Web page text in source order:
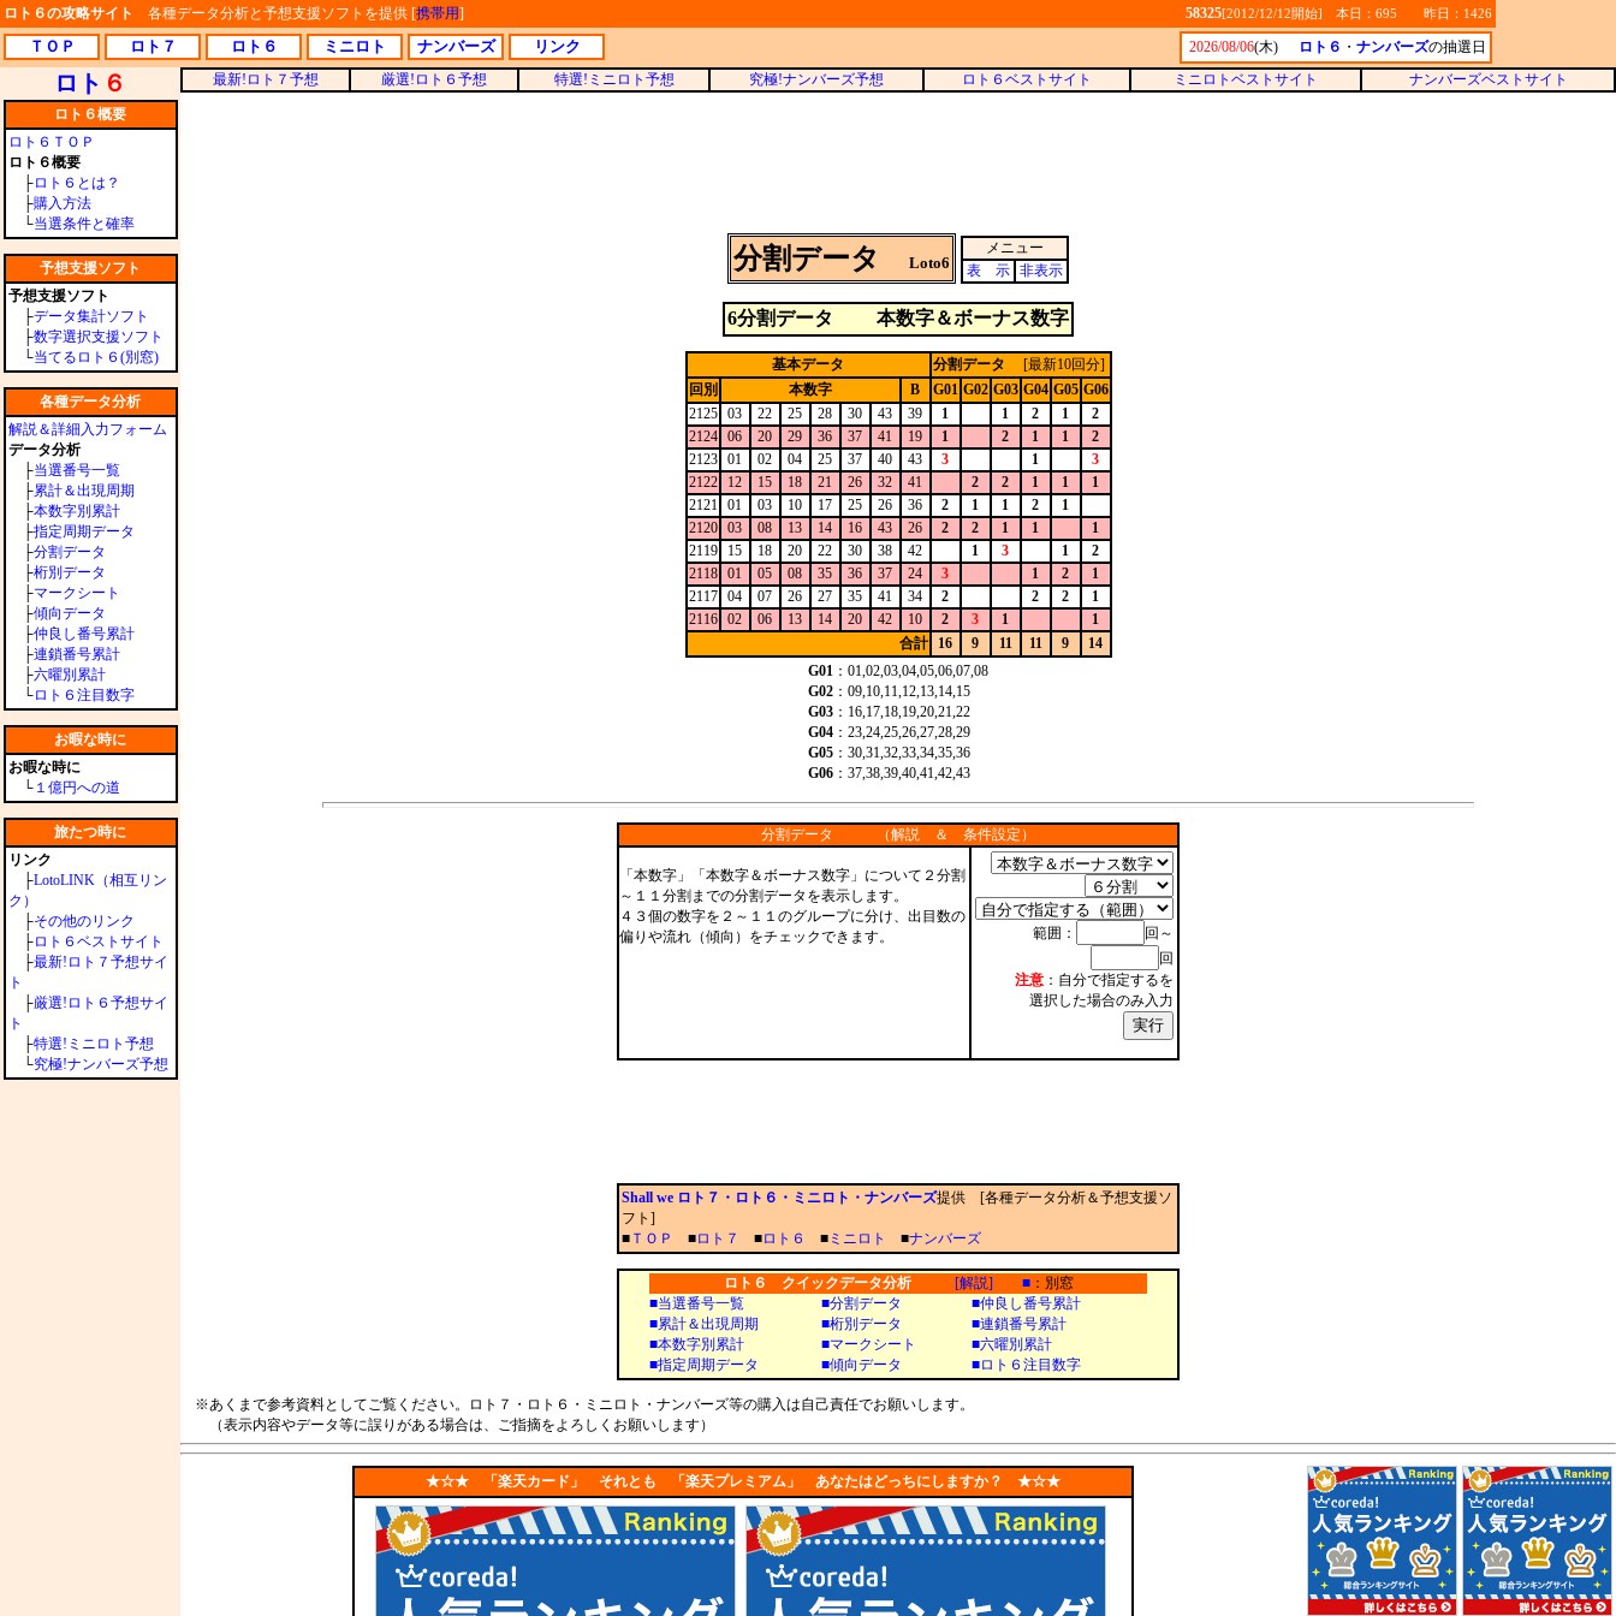
ロト６の攻略サイト 各種データ分析と予想支援ソフトを提供 [携帯用] 58325[2012/12/12開始] 本日：695 昨日：1426
ＴＯＰ ロト７ ロト６ ミニロト ナンバーズ リンク 2026/08/06(木) ロト６ ・ ナンバーズの抽選日
ロト ６
ロト６概要
ロト６ＴＯＰ
ロト６概要
├ロト６とは？
├購入方法
└当選条件と確率
予想支援ソフト
予想支援ソフト
├データ集計ソフト
├数字選択支援ソフト
└当てるロト６(別窓)
各種データ分析
解説＆詳細入力フォーム
データ分析
├当選番号一覧
├累計＆出現周期
├本数字別累計
├指定周期データ
├分割データ
├桁別データ
├マークシート
├傾向データ
├仲良し番号累計
├連鎖番号累計
├六曜別累計
└ロト６注目数字
お暇な時に
お暇な時に
└１億円への道
旅たつ時に
リンク
├LotoLINK（相互リン
ク）
├その他のリンク
├ロト６ベストサイト
├最新!ロト７予想サイ
ト
├厳選!ロト６予想サイ
ト
├特選!ミニロト予想
└究極!ナンバーズ予想
最新!ロト７予想 厳選!ロト６予想 特選!ミニロト予想 究極!ナンバーズ予想 ロト６ベストサイト ミニロトベストサイト ナンバーズベストサイト
分割データ Loto6
メニュー
表 示 非表示
6分割データ 本数字＆ボーナス数字
基本データ 分割データ [最新10回分]
回別
本数字 B G01 G02 G03 G04 G05 G06
2125
03 22 25 28 30 43 39 1 1 2 1
2
2124
06 20 29 36 37 41 19 1 2 1 1
2
2123
01 02 04 25 37 40 43 3 1
3
2122
12 15 18 21 26 32 41 2 2 1 1
1
2121
01 03 10 17 25 26 36 2 1 1 2
1
2120
03 08 13 14 16 43 26 2 2 1 1
1
2119
15 18 20 22 30 38 42 1 3 1
2
2118
01 05 08 35 36 37 24 3 1 2
1
2117
04 07 26 27 35 41 34 2 2 2
1
2116
02 06 13 14 20 42 10 2 3 1
1
合計
16 9 11 11 9
14
G01 ：01,02,03,04,05,06,07,08
G02 ：09,10,11,12,13,14,15
G03 ：16,17,18,19,20,21,22
G04 ：23,24,25,26,27,28,29
G05 ：30,31,32,33,34,35,36
G06 ：37,38,39,40,41,42,43
分割データ （解説 ＆ 条件設定）
「本数字」「本数字＆ボーナス数字」について２分割
～１１分割までの分割データを表示します。
４３個の数字を２～１１のグループに分け、出目数の
偏りや流れ（傾向）をチェックできます。
範囲：
回～
回
注意 ：自分で指定するを
選択した場合のみ入力
Shall we ロト７・ロト６・ミニロト・ナンバーズ提供 [各種データ分析＆予想支援ソ
フト]
■ ＴＯＰ ■ロト７ ■ロト６ ■ ミニロト ■ナンバーズ
ロト６ クイックデータ分析 [解説] ■：別窓
■当選番号一覧
■累計＆出現周期
■本数字別累計
■指定周期データ
■分割データ
■桁別データ
■マークシート
■傾向データ
■仲良し番号累計
■連鎖番号累計
■六曜別累計
■ロト６注目数字
※あくまで参考資料としてご覧ください。ロト７・ロト６・ミニロト・ナンバーズ等の購入は自己責任でお願いします。
（表示内容やデータ等に誤りがある場合は、ご指摘をよろしくお願いします）
★☆★ 「楽天カード」 それとも 「楽天プレミアム」 あなたはどっちにしますか？ ★☆★